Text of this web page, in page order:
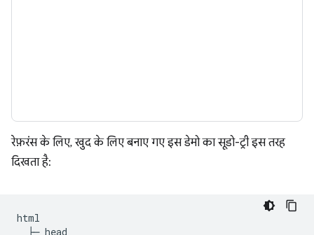
रेफ़रंस के लिए, खुद के लिए बनाए गए इस डेमो का सूडो-ट्री इस तरह
दिखता है:
html
  ├─ head